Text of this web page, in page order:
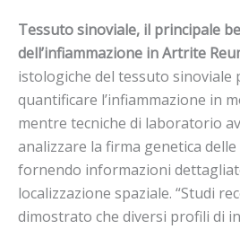
Tessuto sinoviale, il principale
dell’infiammazione in Artrite
istologiche del tessuto sinoviale
quantificare l’infiammazione in
mentre tecniche di laboratorio
analizzare la firma genetica
fornendo informazioni
localizzazione spaziale. “Studi
dimostrato che diversi profili di